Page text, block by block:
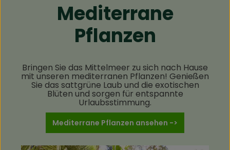
Mediterrane
Pflanzen
Bringen Sie das Mittelmeer zu sich nach Hause
mit unseren mediterranen Pflanzen! Genießen
Sie das sattgrüne Laub und die exotischen
Blüten und sorgen für entspannte
Urlaubsstimmung.
Mediterrane Pflanzen ansehen ->